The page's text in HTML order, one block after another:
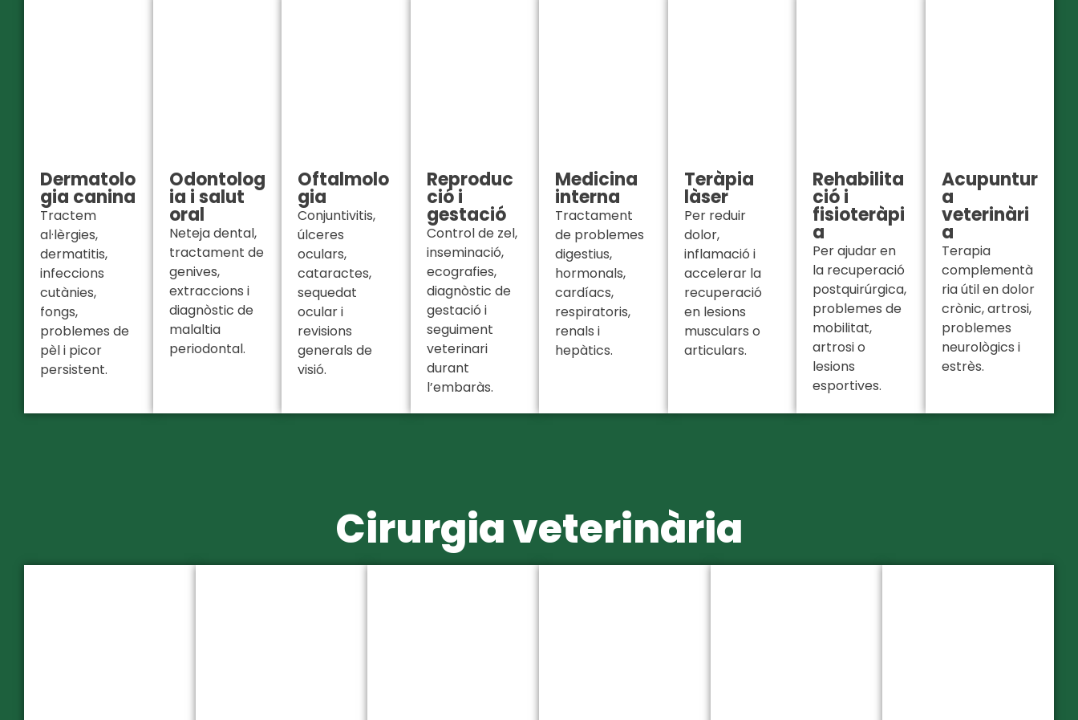
Dermatolo
gia canina
Tractem
al·lèrgies,
dermatitis,
infeccions
cutànies,
fongs,
problemes de
pèl i picor
persistent.
Odontolog
ia i salut
oral
Neteja dental,
tractament de
genives,
extraccions i
diagnòstic de
malaltia
periodontal.
Oftalmolo
gia
Conjuntivitis,
úlceres
oculars,
cataractes,
sequedat
ocular i
revisions
generals de
visió.
Reproduc
ció i
gestació
Control de zel,
inseminació,
ecografies,
diagnòstic de
gestació i
seguiment
veterinari
durant
l’embaràs.
Medicina
interna
Tractament
de problemes
digestius,
hormonals,
cardíacs,
respiratoris,
renals i
hepàtics.
Teràpia
làser
Per reduir
dolor,
inflamació i
accelerar la
recuperació
en lesions
musculars o
articulars.
Rehabilita
ció i
fisioteràpi
a
Per ajudar en
la recuperació
postquirúrgica,
problemes de
mobilitat,
artrosi o
lesions
esportives.
Acupuntur
a
veterinàri
a
Terapia
complementà
ria útil en dolor
crònic, artrosi,
problemes
neurològics i
estrès.
Cirurgia veterinària